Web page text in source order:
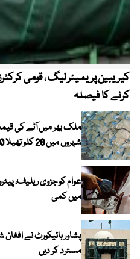
کرنے کا فیصلہ
ملک بھر میں آٹے کی
شہروں میں 20 کلو تھیلا 100 روپے تک مہنگا
عوام کو جزوی ریلیف،
میں کمی
پشاور ہائیکورٹ نے
مسترد کر دیں